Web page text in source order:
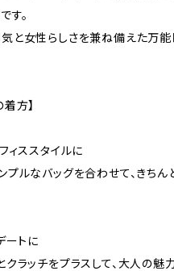
す。
と女性らしさを兼ね備えた万能
方】
ィススタイルに
プルなバッグを合わせて、きち
ートに
クラッチをプラスして、大人の魅